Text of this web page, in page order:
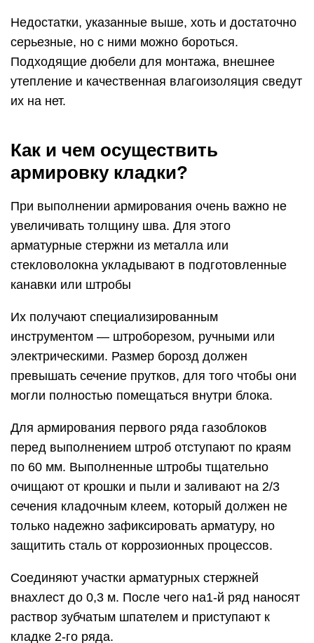
Недостатки, указанные выше, хоть и достаточно
серьезные, но с ними можно бороться.
Подходящие дюбели для монтажа, внешнее
утепление и качественная влагоизоляция сведут
их на нет.
Как и чем осуществить
армировку кладки?
При выполнении армирования очень важно не
увеличивать толщину шва. Для этого
арматурные стержни из металла или
стекловолокна укладывают в подготовленные
канавки или штробы
Их получают специализированным
инструментом — штроборезом, ручными или
электрическими. Размер борозд должен
превышать сечение прутков, для того чтобы они
могли полностью помещаться внутри блока.
Для армирования первого ряда газоблоков
перед выполнением штроб отступают по краям
по 60 мм. Выполненные штробы тщательно
очищают от крошки и пыли и заливают на 2/3
сечения кладочным клеем, который должен не
только надежно зафиксировать арматуру, но
защитить сталь от коррозионных процессов.
Соединяют участки арматурных стержней
внахлест до 0,3 м. После чего на1-й ряд наносят
раствор зубчатым шпателем и приступают к
кладке 2-го ряда.